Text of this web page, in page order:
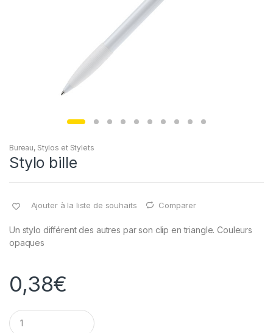
Bureau, Stylos et Stylets
Stylo bille
Ajouter à la liste de souhaits Comparer
Un stylo différent des autres par son clip en triangle. Couleurs
opaques
0,38€
Q
u